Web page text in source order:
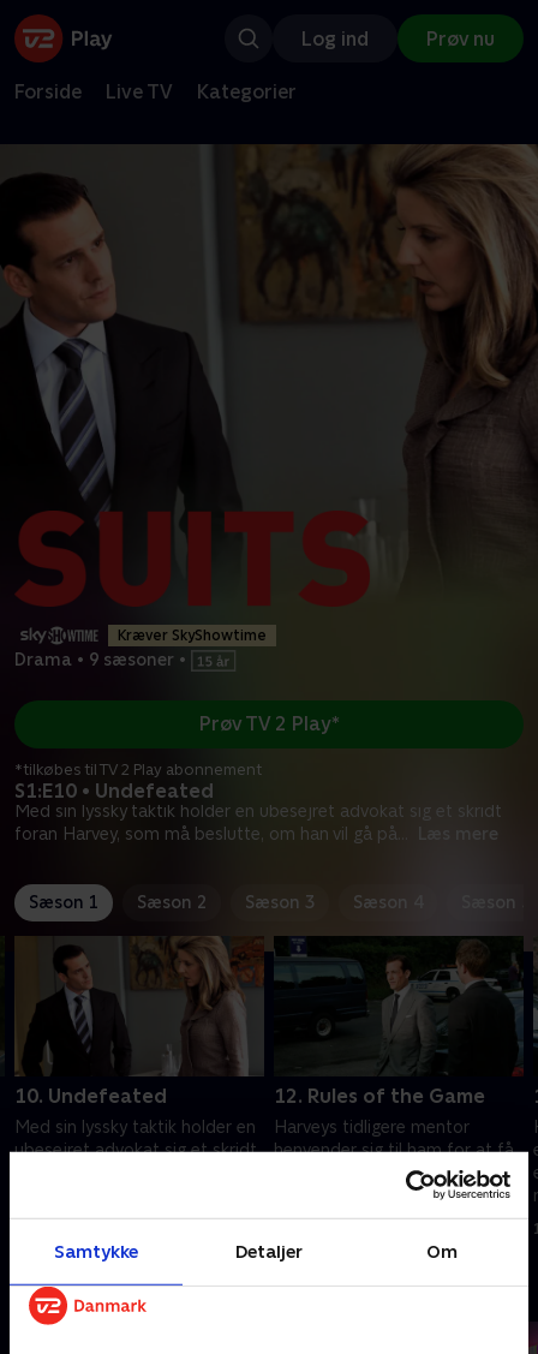
Samtykke Detaljer Om
Log ind Prøv nu
Forside Live TV Kategorier
Kræver SkyShowtime
Drama • 9 sæsoner •
S1:E10 • Undefeated
Med sin lyssky taktik holder en ubesejret advokat sig et skridt
foran Harvey, som må beslutte, om han vil gå på
Læs mere
Prøv TV 2 Play*
*tilkøbes til TV 2 Play abonnement
Sæson 1 Sæson 2 Sæson 3 Sæson 4 Sæson 5
10. Undefeated
Med sin lyssky taktik holder en
ubesejret advokat sig et skridt
med sin etik for at vinde sagen.
12. Rules of the Game
Harveys tidligere mentor
henvender sig til ham for at få
hjælp, da hans kontor bliver
Andre så også